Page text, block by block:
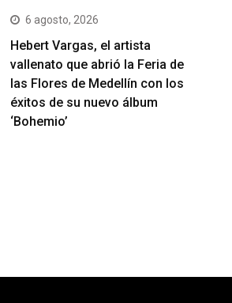
6 agosto, 2026
Hebert Vargas, el artista
vallenato que abrió la Feria de
las Flores de Medellín con los
éxitos de su nuevo álbum
‘Bohemio’